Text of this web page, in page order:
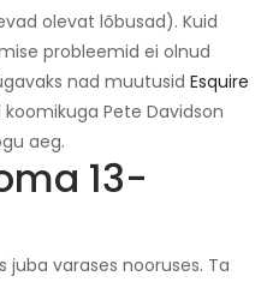
olevat lõbusad). Kuid
probleemid ei olnud
nad muutusid Esquire
Pete Davidson
aeg.
13-
juba varases nooruses. Ta